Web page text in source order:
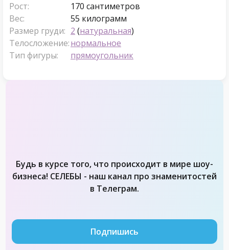
Рост:
170 сантиметров
Вес:
55 килограмм
Размер груди: 2 (натуральная)
Телосложение:нормальное
Тип фигуры:
прямоугольник
Будь в курсе того, что происходит в мире шоу-
бизнеса! СЕЛЕБЫ - наш канал про знаменитостей
в Телеграм.
Подпишись